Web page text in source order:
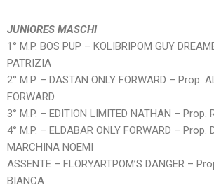
JUNIORES MASCHI
1° M.P. BOS PUP – KOLIBRIPOM GUY
PATRIZIA
2° M.P. – DASTAN ONLY FORWARD – Prop.
FORWARD
3° M.P. – EDITION LIMITED NATHAN – Prop.
4° M.P. – ELDABAR ONLY FORWARD – Prop.
MARCHINA NOEMI
ASSENTE – FLORYARTPOM’S DANGER –
BIANCA